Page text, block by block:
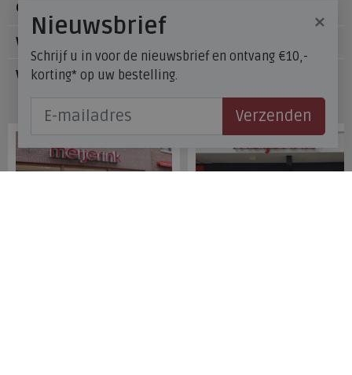
Over Meijerink Schoenen
Voetzorg
Veelgestelde vragen
×
Nieuwsbrief
Schrijf u in voor de nieuwsbrief en ontvang €10,-
korting* op uw bestelling.
Verzenden